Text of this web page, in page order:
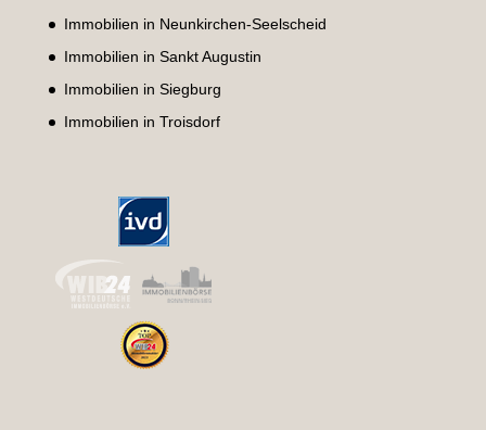
Immobilien in Neunkirchen-Seelscheid
Immobilien in Sankt Augustin
Immobilien in Siegburg
Immobilien in Troisdorf